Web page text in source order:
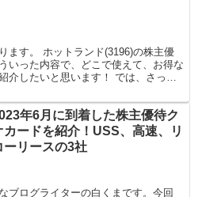
ます。 ホットランド(3196)の株主優
いった内容で、どこで使えて、お得な
介したいと思います！ では、さっそ
年6月に到着した株主優待ク
カードを紹介！USS、高速、リ
ーリースの3社
ブログライターの白くまです。今回